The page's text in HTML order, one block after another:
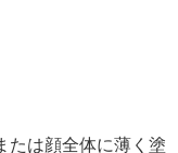
たは顔全体に薄く塗